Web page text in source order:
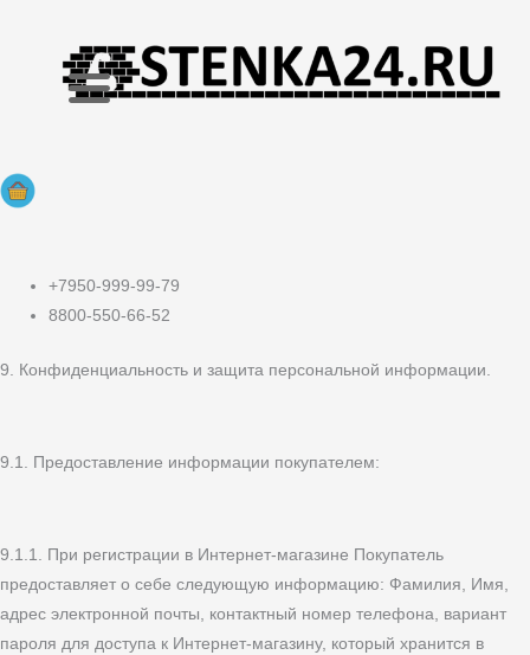
+7950-999-99-79
8800-550-66-52
9. Конфиденциальность и защита персональной информации.
9.1. Предоставление информации покупателем:
9.1.1. При регистрации в Интернет-магазине Покупатель
предоставляет о себе следующую информацию: Фамилия, Имя,
адрес электронной почты, контактный номер телефона, вариант
пароля для доступа к Интернет-магазину, который хранится в